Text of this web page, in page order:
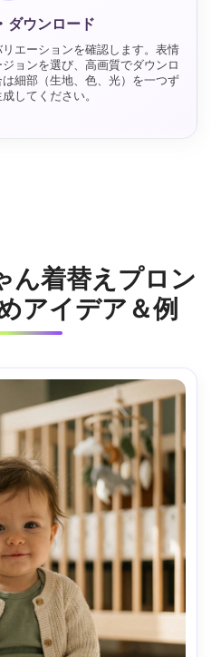
ダウンロード
エーションを確認します。表情
ョンを選び、高画質でダウンロ
細部（生地、色、光）を一つず
してください。
ん着替えプロン
アイデア＆例